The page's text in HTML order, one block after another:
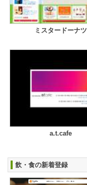
ミスタードーナツ
a.t.cafe
飲・食の新着登録